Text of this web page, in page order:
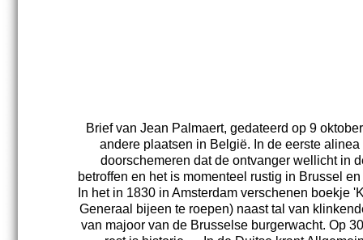
Brief van Jean Palmaert, gedateerd op 9
andere plaatsen in België. In de eerste
doorschemeren dat de ontvanger wellicht in
betroffen en het is momenteel rustig in Brussel
In het in 1830 in Amsterdam verschenen boekje
Generaal bijeen te roepen) naast tal van
van majoor van de Brusselse burgerwacht. Op